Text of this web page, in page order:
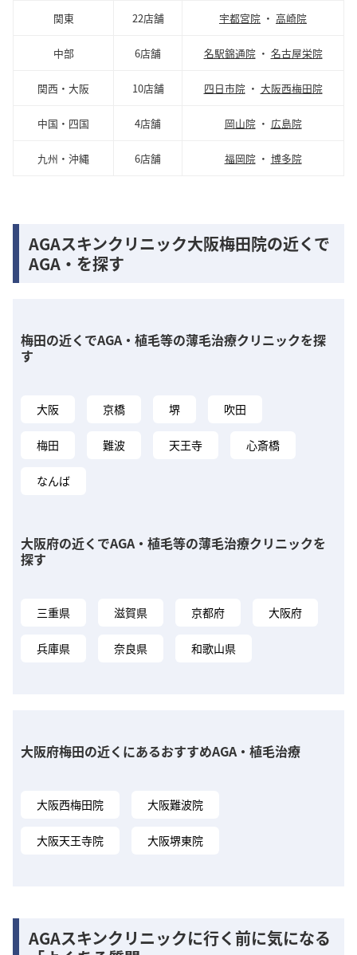
関東 22店舗 宇都宮院 ・ 高崎院
中部 6店舗 名駅錦通院 ・ 名古屋栄院
関西・大阪 10店舗 四日市院 ・ 大阪西梅田院
中国・四国 4店舗 岡山院 ・ 広島院
九州・沖縄 6店舗 福岡院 ・ 博多院
AGAスキンクリニック大阪梅田院の近くで
AGA・を探す
梅田の近くでAGA・植毛等の薄毛治療クリニックを探
す
大阪 京橋 堺 吹田
梅田 難波 天王寺 心斎橋
なんば
大阪府の近くでAGA・植毛等の薄毛治療クリニックを
探す
三重県 滋賀県 京都府 大阪府
兵庫県 奈良県 和歌山県
大阪府梅田の近くにあるおすすめAGA・植毛治療
大阪西梅田院 大阪難波院
大阪天王寺院 大阪堺東院
AGAスキンクリニックに行く前に気になる